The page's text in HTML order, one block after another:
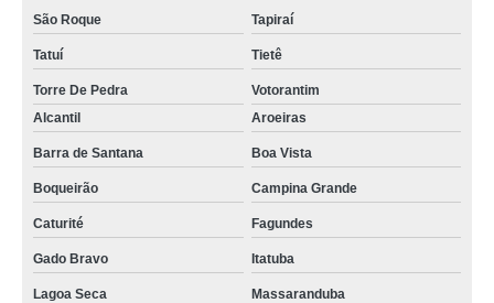
São Roque Tapiraí
Tatuí Tietê
Torre De Pedra
Votorantim
Alcantil
Aroeiras
Barra de Santana Boa Vista
Boqueirão Campina Grande
Caturité Fagundes
Gado Bravo Itatuba
Lagoa Seca Massaranduba